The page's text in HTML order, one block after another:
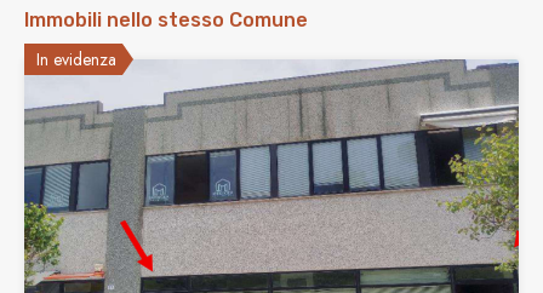
Immobili nello stesso Comune
In evidenza